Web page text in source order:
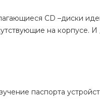
СD –диски
на корпусе.
паспорта